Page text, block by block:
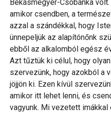
Békásmegyer-Csobánka
amikor csendben, a
azzal a szándékkal, hogy
ünnepeljük az alapítónőnk
ebből az alkalomból egész
Azt tűztük ki célul, hogy
szervezünk, hogy azokból a
jöjjön ki. Ezen kívül
amikor itt lehet lenni, és
vagyunk. Mi vezetett